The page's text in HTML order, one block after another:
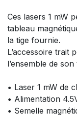
Ces lasers 1 mW
tableau
la tige fournie.
L’accessoire trait
l’ensemble de son
• Laser 1 mW de
• Alimentation
• Semelle